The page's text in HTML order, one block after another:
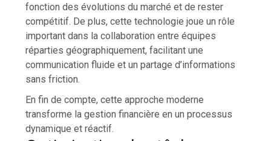
fonction des évolutions du marché et de rester
compétitif. De plus, cette technologie joue un rôle
important dans la collaboration entre équipes
réparties géographiquement, facilitant une
communication fluide et un partage d’informations
sans friction.
En fin de compte, cette approche moderne
transforme la gestion financière en un processus
dynamique et réactif.